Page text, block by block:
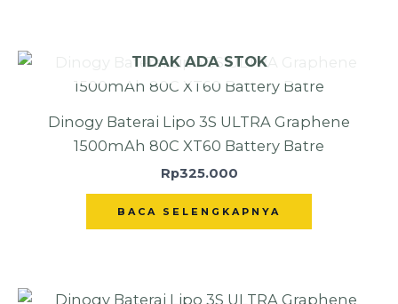
TIDAK ADA STOK
Dinogy Baterai Lipo 3S ULTRA Graphene
1500mAh 80C XT60 Battery Batre
Rp325.000
BACA SELENGKAPNYA